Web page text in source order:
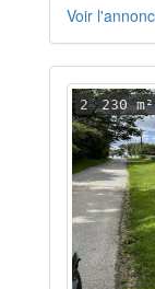
Voir
2 230 m²